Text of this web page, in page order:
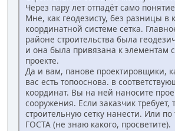
Через пару лет отпадёт само
Мне, как геодезисту, без разницы в
координатной системе сетка.
районе строительства была
и она была привязана к элементам
проекте.
Да и вам, панове проектировщики,
вас есть топооснова. в
координат. Вы на ней наносите
сооружения. Если заказчик требует,
строительную сетку нанести. Или
ГОСТА (не знаю какого, просветите).